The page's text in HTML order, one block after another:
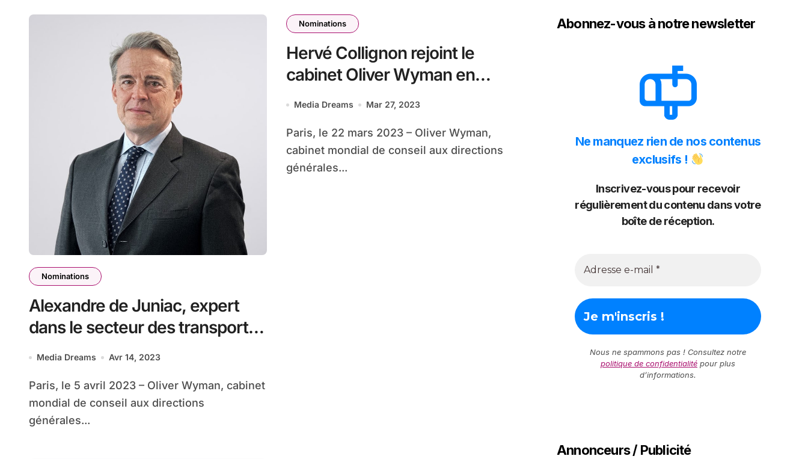
Nominations
Alexandre de Juniac, expert
dans le secteur des transports,
rejoint le cabinet Oliver Wyman
Media Dreams Avr 14, 2023
Paris, le 5 avril 2023 – Oliver Wyman, cabinet
mondial de conseil aux directions
générales...
Nominations
Hervé Collignon rejoint le
cabinet Oliver Wyman en
qualité de Partner au sein de la
Media & Technologie.
Media Dreams Mar 27, 2023
Paris, le 22 mars 2023 – Oliver Wyman,
cabinet mondial de conseil aux directions
générales...
Abonnez-vous à notre newsletter
Ne manquez rien de nos contenus
exclusifs !
Inscrivez-vous pour recevoir
régulièrement du contenu dans votre
boîte de réception.
Nous ne spammons pas ! Consultez notre
politique de confidentialité pour plus
d’informations.
Annonceurs / Publicité